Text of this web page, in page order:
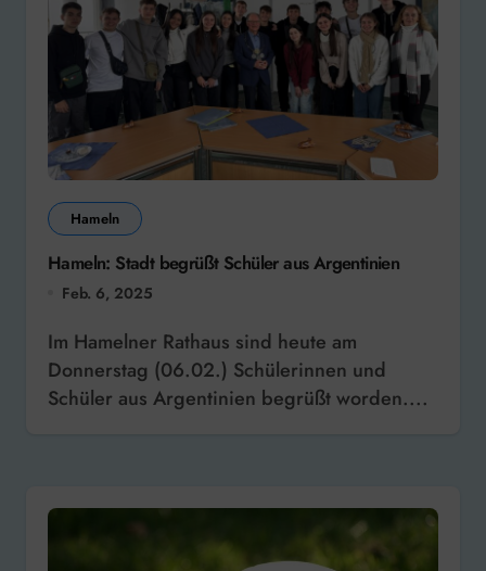
Hameln
Hameln: Stadt begrüßt Schüler aus Argentinien
Feb. 6, 2025
Im Hamelner Rathaus sind heute am
Donnerstag (06.02.) Schülerinnen und
Schüler aus Argentinien begrüßt worden....